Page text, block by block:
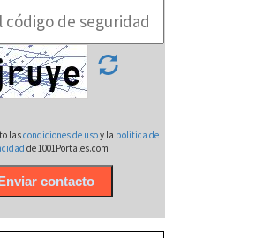
lascondiciones de usoy la politica de
de 1001Portales.com